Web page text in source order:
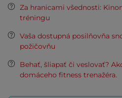
Za hranicami všednosti:
tréningu
Vaša dostupná posilňovňa
požičovňu
Behať, šliapať či veslovať?
domáceho fitness trenažéra.